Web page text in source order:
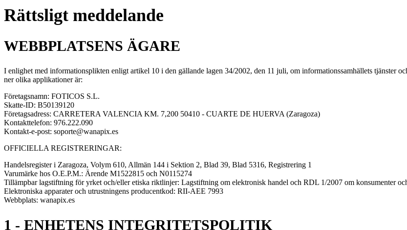
Rättsligt meddelande
WEBBPLATSENS ÄGARE
I enlighet med informationsplikten enligt artikel 10 i den gällande lagen 34/2002, den 11 juli, om informationssamhällets tjänster
ner olika applikationer är:
Företagsnamn: FOTICOS S.L.
Skatte-ID: B50139120
Företagsadress: CARRETERA VALENCIA KM. 7,200 50410 - CUARTE DE HUERVA (Zaragoza)
Kontakttelefon: 976.222.090
Kontakt-e-post: soporte@wanapix.es
OFFICIELLA REGISTRERINGAR:
Handelsregister i Zaragoza, Volym 610, Allmän 144 i Sektion 2, Blad 39, Blad 5316, Registrering 1
Varumärke hos O.E.P.M.: Ärende M1522815 och N0115274
Tillämpbar lagstiftning för yrket och/eller etiska riktlinjer: Lagstiftning om elektronisk handel och RDL 1/2007 om konsumenter
Elektroniska apparater och utrustningens producentkod: RII-AEE 7993
Webbplats: wanapix.es
1 - ENHETENS INTEGRITETSPOLITIK